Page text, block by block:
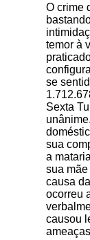
O crime
temor à
se
Sexta
sua
a
sua
causa
ocorreu
causou